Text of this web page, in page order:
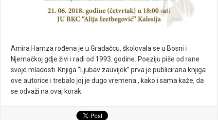
Amira Hamza rođena je u Gradačcu, školovala se u Bosni i
Njemačkoj gdje živi i radi od 1993. godine. Poeziju piše od rane
svoje mladosti. Knjiga “Ljubav zauvijek” prva je publicirana knjiga
ove autorice i trebalo joj je dugo vremena , kako i sama kaže, da
se odvaži na ovaj korak.